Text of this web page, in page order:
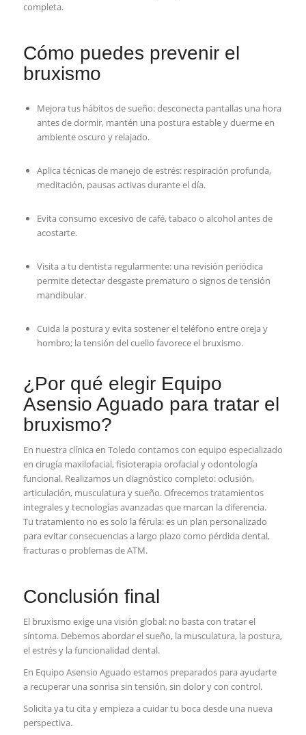
completa.
Cómo puedes prevenir el
bruxismo
Mejora tus hábitos de sueño: desconecta pantallas una hora
antes de dormir, mantén una postura estable y duerme en
ambiente oscuro y relajado.
Aplica técnicas de manejo de estrés: respiración profunda,
meditación, pausas activas durante el día.
Evita consumo excesivo de café, tabaco o alcohol antes de
acostarte.
Visita a tu dentista regularmente: una revisión periódica
permite detectar desgaste prematuro o signos de tensión
mandibular.
Cuida la postura y evita sostener el teléfono entre oreja y
hombro; la tensión del cuello favorece el bruxismo.
¿Por qué elegir Equipo
Asensio Aguado para tratar el
bruxismo?
En nuestra clínica en Toledo contamos con equipo especializado
en cirugía maxilofacial, fisioterapia orofacial y odontología
funcional. Realizamos un diagnóstico completo: oclusión,
articulación, musculatura y sueño. Ofrecemos tratamientos
integrales y tecnologías avanzadas que marcan la diferencia.
Tu tratamiento no es solo la férula: es un plan personalizado
para evitar consecuencias a largo plazo como pérdida dental,
fracturas o problemas de ATM.
Conclusión final
El bruxismo exige una visión global: no basta con tratar el
síntoma. Debemos abordar el sueño, la musculatura, la postura,
el estrés y la funcionalidad dental.
En Equipo Asensio Aguado estamos preparados para ayudarte
a recuperar una sonrisa sin tensión, sin dolor y con control.
Solicita ya tu cita y empieza a cuidar tu boca desde una nueva
perspectiva.